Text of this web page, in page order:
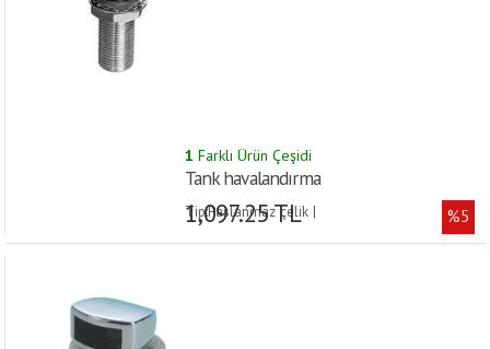
1 Farklı Ürün Çeşidi
Tank havalandırma
Tip:Paslanmaz çelik |
1,097.25 TL %5